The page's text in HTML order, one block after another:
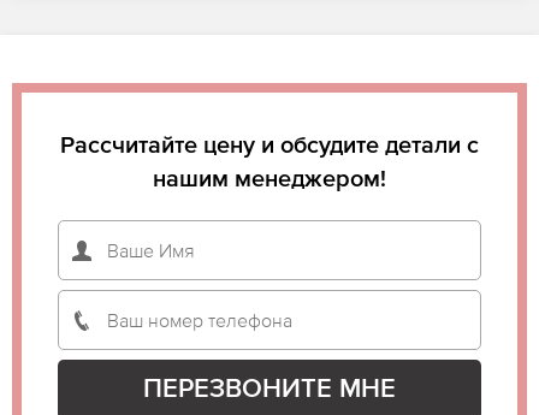
Рассчитайте цену и обсудите детали с
нашим менеджером!